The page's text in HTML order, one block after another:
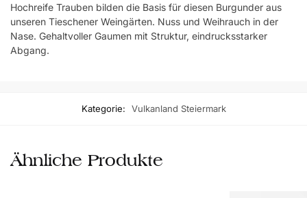
Hochreife Trauben bilden die Basis für diesen Burgunder aus
unseren Tieschener Weingärten. Nuss und Weihrauch in der
Nase. Gehaltvoller Gaumen mit Struktur, eindrucksstarker
Abgang.
Kategorie: Vulkanland Steiermark
Ähnliche Produkte